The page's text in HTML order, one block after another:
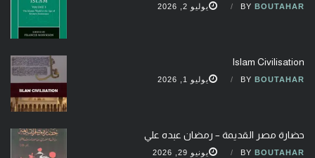
BY BOUTAHAR يوليو 2, 2026
Islam Civilisation
BY BOUTAHAR يوليو 1, 2026
حضارة مصر القديمة – رمضان عبده علي
BY BOUTAHAR يونيو 29, 2026